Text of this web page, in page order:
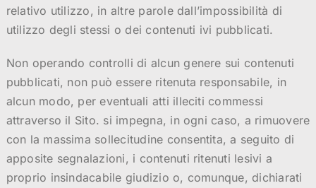
relativo utilizzo, in altre parole dall’impossibilità di
utilizzo degli stessi o dei contenuti ivi pubblicati.
Non operando controlli di alcun genere sui contenuti
pubblicati, non può essere ritenuta responsabile, in
alcun modo, per eventuali atti illeciti commessi
attraverso il Sito. si impegna, in ogni caso, a rimuovere
con la massima sollecitudine consentita, a seguito di
apposite segnalazioni, i contenuti ritenuti lesivi a
proprio insindacabile giudizio o, comunque, dichiarati